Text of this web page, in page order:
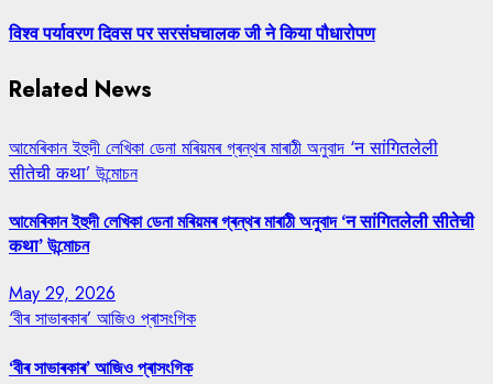
विश्व पर्यावरण दिवस पर सरसंघचालक जी ने किया पौधारोपण
Related News
আমেৰিকান ইহুদী লেখিকা ডেনা মৰিয়মৰ গ্ৰন্থৰ মাৰাঠী অনুবাদ ‘न सांगितलेली
सीतेची कथा’ উন্মোচন
আমেৰিকান ইহুদী লেখিকা ডেনা মৰিয়মৰ গ্ৰন্থৰ মাৰাঠী অনুবাদ ‘न सांगितलेली सीतेची
कथा’ উন্মোচন
May 29, 2026
‘বীৰ সাভাৰকাৰ’ আজিও প্ৰাসংগিক
‘বীৰ সাভাৰকাৰ’ আজিও প্ৰাসংগিক